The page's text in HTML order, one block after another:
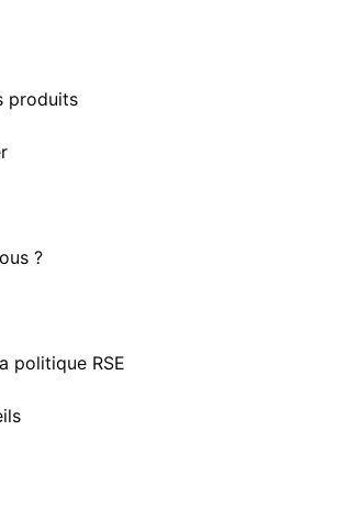
produits
?
politique RSE